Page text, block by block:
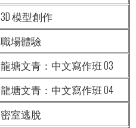
3D 模型創作
職場體驗
龍塘文青：中文寫作班 03
龍塘文青：中文寫作班 04
密室逃脫